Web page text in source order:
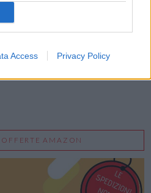
Access Privacy Policy
AMAZON